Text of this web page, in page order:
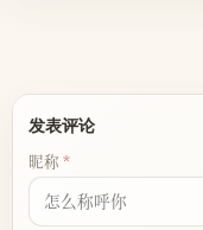
发表评论
昵称